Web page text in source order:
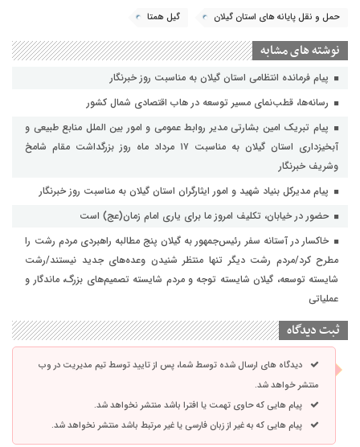
حمل و نقل پایانه های استان گیلان گیل همتا
نوشته های مشابه
پیام فرمانده انتظامی استان گیلان به مناسبت روز خبرنگار
رسانه‌ها، قطب‌نمای مسیر توسعه در هاب اقتصادی شمال كشور
پیام تبریک امین بشارتی مدیر روابط عمومی و امور بین الملل منابع طبیعی و
آبخیزداری استان گیلان به مناسبت ۱۷ مرداد ماه روز بزرگداشت مقام شامخ
وشریف خبرنگار
پیام مدیرکل بنیاد شهید و امور ایثارگران استان گیلان به مناسبت روز خبرنگار
حضور در خیابان، تکلیف امروز ما برای یاری امام زمان(عج) است
خاکسار در آستانه سفر رئیس‌جمهور به گیلان پنج مطالبه راهبردی مردم رشت را
مطرح کرد/مردم رشت دیگر تنها منتظر شنیدن وعده‌های جدید نیستند/رشت
شایسته توسعه، گیلان شایسته توجه و مردم شایسته تصمیم‌های بزرگ، ماندگار و
عملیاتی
ثبت دیدگاه
دیدگاه های ارسال شده توسط شما، پس از تایید توسط تیم مدیریت در وب
منتشر خواهد شد.
پیام هایی که حاوی تهمت یا افترا باشد منتشر نخواهد شد.
پیام هایی که به غیر از زبان فارسی یا غیر مرتبط باشد منتشر نخواهد شد.